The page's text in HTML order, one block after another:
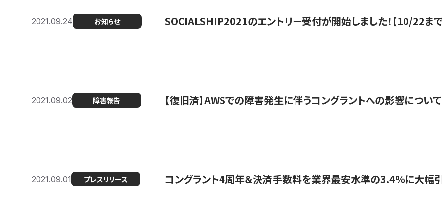
2021.09.24 お知らせ SOCIALSHIP2021のエントリー受付が開始しました！【10/22まで
2021.09.02 障害報告 【復旧済】AWSでの障害発生に伴うコングラントへの影響について
2021.09.01 プレスリリース コングラント4周年＆決済手数料を業界最安水準の3.4％に大幅